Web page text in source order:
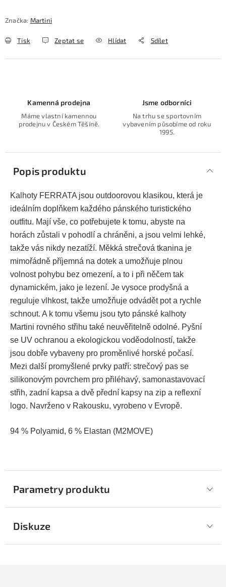
Značka: Martini
Tisk Zeptat se Hlídat Sdílet
Kamenná prodejna
Máme vlastní kamennou
prodejnu v Českém Těšíně.
Jsme odborníci
Na trhu se sportovním
vybavením působíme od roku
1995.
Popis produktu
Kalhoty FERRATA jsou outdoorovou klasikou, která je
ideálním doplňkem každého pánského turistického
outfitu. Mají vše, co potřebujete k tomu, abyste na
horách zůstali v pohodlí a chráněni, a jsou velmi lehké,
takže vás nikdy nezatíží. Měkká strečová tkanina je
mimořádně příjemná na dotek a umožňuje plnou
volnost pohybu bez omezení, a to i při něčem tak
dynamickém, jako je lezení. Je vysoce prodyšná a
reguluje vlhkost, takže umožňuje odvádět pot a rychle
schnout. A k tomu všemu jsou tyto pánské kalhoty
Martini rovného střihu také neuvěřitelně odolné. Pyšní
se UV ochranou a ekologickou voděodolností, takže
jsou dobře vybaveny pro proměnlivé horské počasí.
Mezi další promyšlené prvky patří: strečový pas se
silikonovým povrchem pro přiléhavý, samonastavovací
střih, zadní kapsa a dvě přední kapsy na zip a reflexní
logo. Navrženo v Rakousku, vyrobeno v Evropě.
94 % Polyamid, 6 % Elastan (M2MOVE)
Parametry produktu
Diskuze